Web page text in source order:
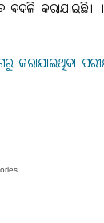
ବଦଳି କରାଯାଇଛି। ।